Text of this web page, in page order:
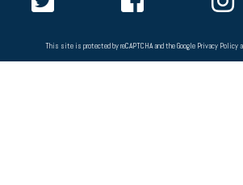
This site is protected by reCAPTCHA and the Google Privacy Policy